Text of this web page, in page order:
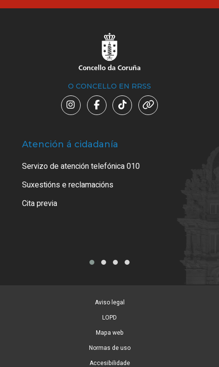
O CONCELLO EN RRSS
Atención á cidadanía
Servizo de atención telefónica 010
Suxestións e reclamacións
Cita previa
Aviso legal
LOPD
Mapa web
Normas de uso
Accesibilidade